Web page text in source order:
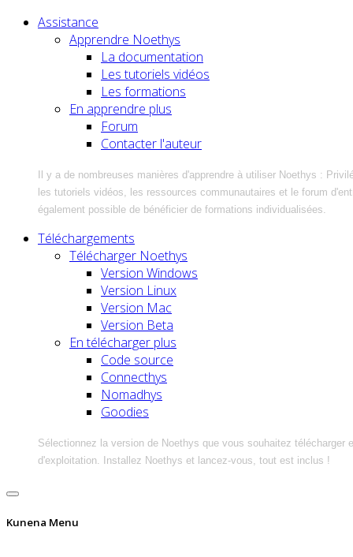
Assistance
Apprendre Noethys
La documentation
Les tutoriels vidéos
Les formations
En apprendre plus
Forum
Contacter l'auteur
Il y a de nombreuses manières d'apprendre à utiliser Noethys :
les tutoriels vidéos, les ressources communautaires et le forum
également possible de bénéficier de formations individualisées.
Téléchargements
Télécharger Noethys
Version Windows
Version Linux
Version Mac
Version Beta
En télécharger plus
Code source
Connecthys
Nomadhys
Goodies
Sélectionnez la version de Noethys que vous souhaitez télécharger
d'exploitation. Installez Noethys et lancez-vous, tout est inclus !
Kunena Menu